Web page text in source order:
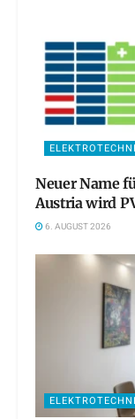
Neuer Name
Austria wird
6. AUGUST 2026